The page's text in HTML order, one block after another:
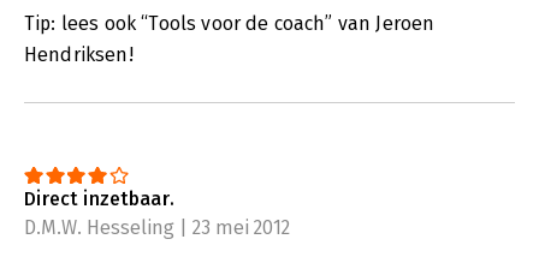
Tip: lees ook “Tools voor de coach” van Jeroen
Hendriksen!
Direct inzetbaar.
D.M.W. Hesseling | 23 mei 2012